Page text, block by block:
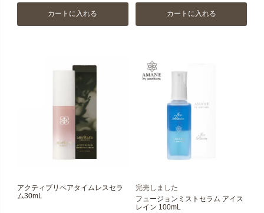
カートに入れる カートに入れる
アクティブリペアタイムレスセラ
ム30mL
完売しました
フュージョンミストセラム アイス
レイン 100mL